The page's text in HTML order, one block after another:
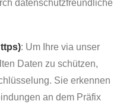
datenschutzfreundliche
: Um Ihre via unser
Daten zu schützen,
Sie erkennen
an dem Präfix